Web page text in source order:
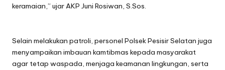
keramaian,” ujar AKP Juni Rosiwan, S.Sos.
Selain melakukan patroli, personel Polsek Pesisir Selatan juga
menyampaikan imbauan kamtibmas kepada masyarakat
agar tetap waspada, menjaga keamanan lingkungan, serta